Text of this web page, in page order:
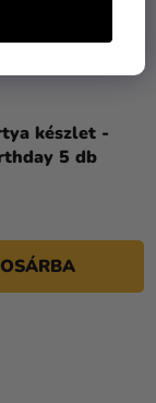
készlet -
5 db